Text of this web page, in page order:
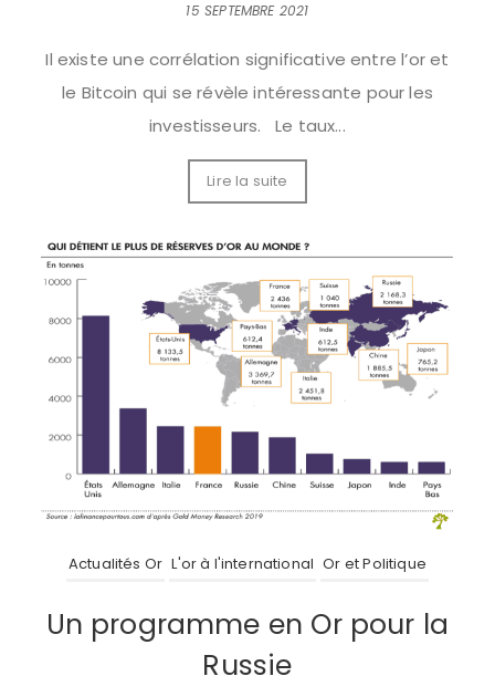
15 SEPTEMBRE 2021
Il existe une corrélation significative entre l’or et
le Bitcoin qui se révèle intéressante pour les
investisseurs. Le taux...
Lire la suite
Actualités Or L'or à l'international Or et Politique
Un programme en Or pour la
Russie